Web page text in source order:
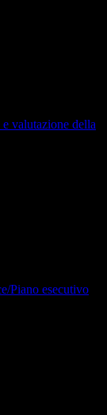
valutazione della
Piano esecutivo